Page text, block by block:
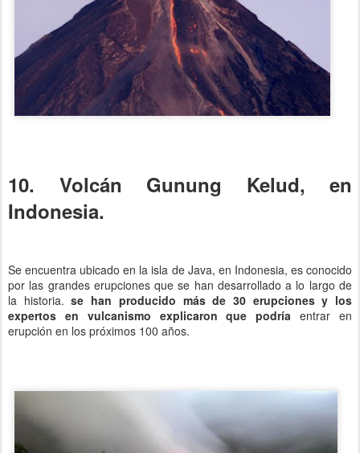
10. Volcán Gunung Kelud, en
Indonesia.
Se encuentra ubicado en la isla de Java, en Indonesia, es conocido
por las grandes erupciones que se han desarrollado a lo largo de
la historia.se han producido más de 30 erupciones y los
expertos en vulcanismo explicaron que podría entrar en
erupción en los próximos 100 años.